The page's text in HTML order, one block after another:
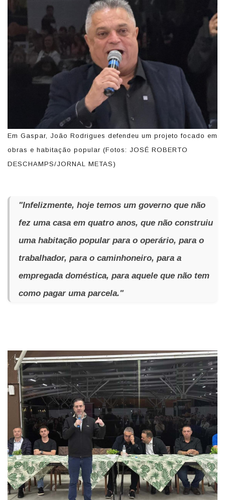
Em Gaspar, João Rodrigues defendeu um projeto focado em
obras e habitação popular (Fotos: JOSÉ ROBERTO
DESCHAMPS/JORNAL METAS)
"Infelizmente, hoje temos um governo que não
fez uma casa em quatro anos, que não construiu
uma habitação popular para o operário, para o
trabalhador, para o caminhoneiro, para a
empregada doméstica, para aquele que não tem
como pagar uma parcela."